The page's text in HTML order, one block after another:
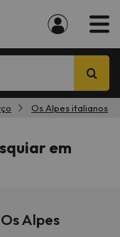
Os Alpes italianos
em
Alpes